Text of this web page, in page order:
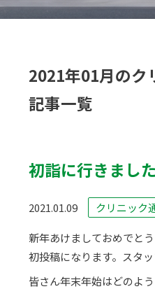
2021年01月のク
記事一覧
初詣に行きまし
2021.01.09 クリニック
新年あけましておめでとう
初投稿になります。スタッ
皆さん年末年始はどのよ